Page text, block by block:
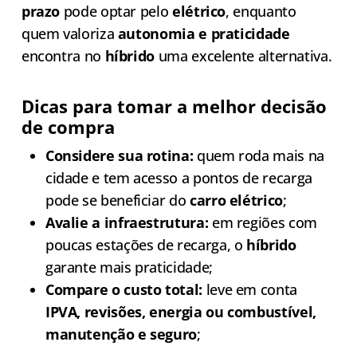
prazo pode optar pelo elétrico, enquanto
quem valoriza autonomia e praticidade
encontra no híbrido uma excelente alternativa.
Dicas para tomar a melhor decisão
de compra
Considere sua rotina: quem roda mais na
cidade e tem acesso a pontos de recarga
pode se beneficiar do carro elétrico;
Avalie a infraestrutura: em regiões com
poucas estações de recarga, o híbrido
garante mais praticidade;
Compare o custo total: leve em conta
IPVA, revisões, energia ou combustível,
manutenção e seguro;